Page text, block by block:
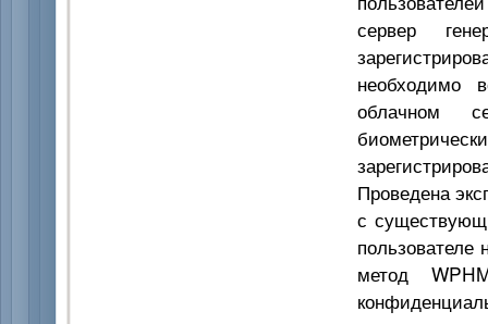
сервер
необходимо
облачном
Проведена
с
пользователе
метод